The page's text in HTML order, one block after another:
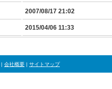
2007/08/17 21:02
2015/04/06 11:33
| 会社概要 | サイトマップ